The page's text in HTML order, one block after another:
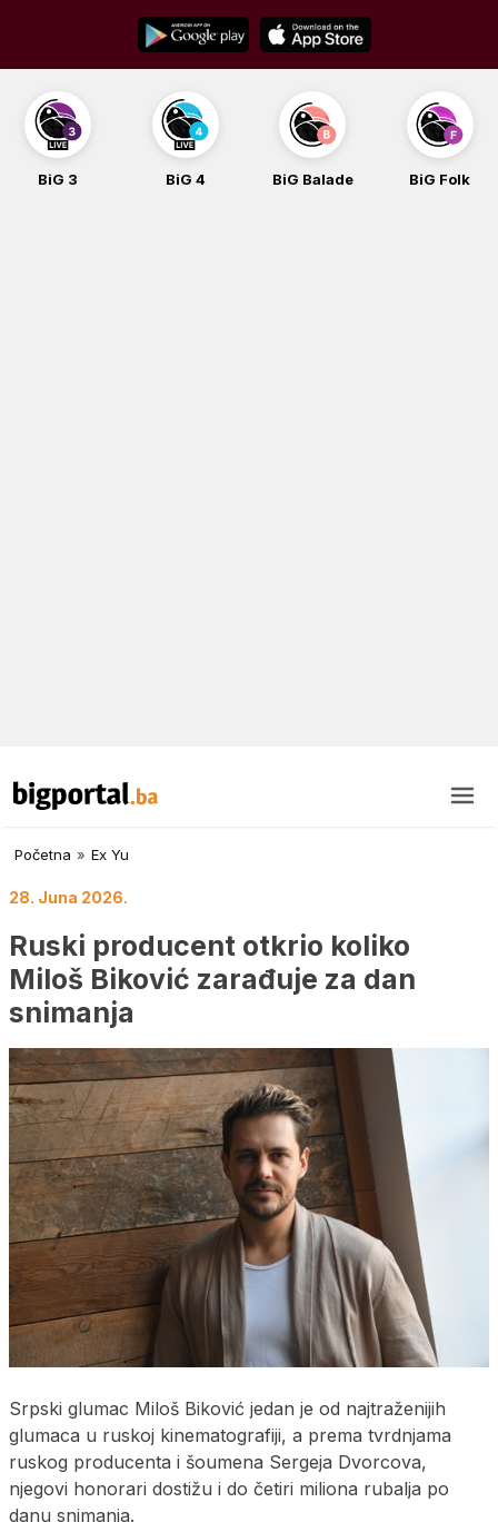
content
BiG 3 BiG 4 BiG Balade BiG Folk
Početna » Ex Yu
28. Juna 2026.
Ruski producent otkrio koliko
Miloš Biković zarađuje za dan
snimanja
Srpski glumac Miloš Biković jedan je od najtraženijih
glumaca u ruskoj kinematografiji, a prema tvrdnjama
ruskog producenta i šoumena Sergeja Dvorcova,
njegovi honorari dostižu i do četiri miliona rubalja po
danu snimanja.